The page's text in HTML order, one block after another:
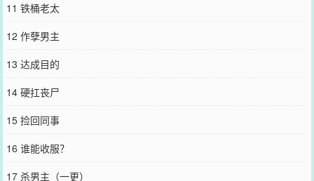
11 铁桶老太
12 作孽男主
13 达成目的
14 硬扛丧尸
15 捡回同事
16 谁能收服？
17 杀男主（一更）